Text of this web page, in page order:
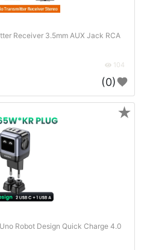
Receiver 3.5mm AUX Jack RCA
104
(0)
Robot Design Quick Charge 4.0
★